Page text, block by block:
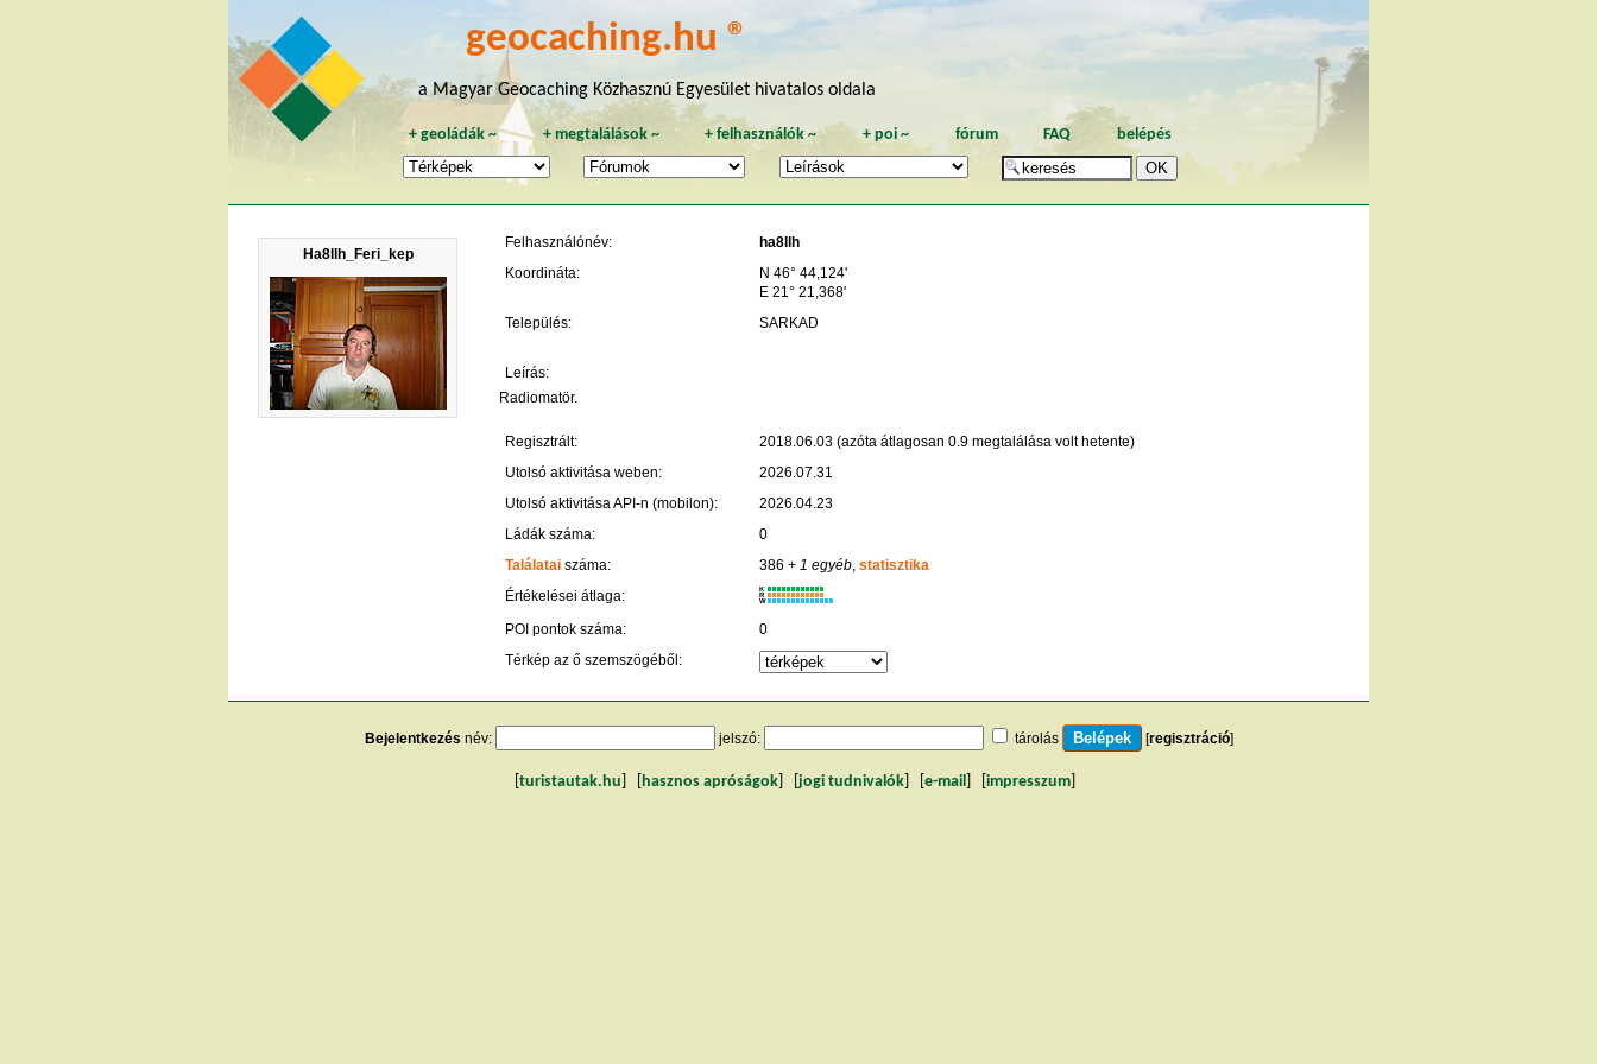
geocaching.hu ®
a Magyar Geocaching Közhasznú Egyesület hivatalos oldala
+geoládák ~ + megtalálások~ +felhasználók~ +poi~ fórum FAQ belépés
Ha8llh_Feri_kep
Felhasználónév:
ha8llh
Koordináta:
N 46° 44,124'
E 21° 21,368'
Település:
SARKAD
Leírás:
Radiomatör.
Regisztrált:
2018.06.03 (azóta átlagosan 0.9 megtalálása volt hetente)
Utolsó aktivitása weben:
2026.07.31
Utolsó aktivitása API-n (mobilon):
2026.04.23
Ládák száma:
0
Találatai száma: 386 + 1 egyéb, statisztika
Értékelései átlaga:
K
R
W
POI pontok száma:
0
Térkép az ő szemszögéből:
Bejelentkezés név: jelszó: tárolás [regisztráció]
turistautak.hu hasznos apróságok jogi tudnivalók e-mail impresszum